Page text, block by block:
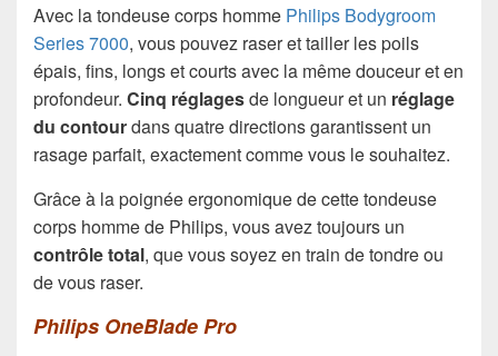
Avec la tondeuse corps homme Philips Bodygroom
Series 7000, vous pouvez raser et tailler les poils
épais, fins, longs et courts avec la même douceur et en
profondeur. Cinq réglagesde longueur et un réglage
du contourdans quatre directions garantissent un
rasage parfait, exactement comme vous le souhaitez.
Grâce à la poignée ergonomique de cette tondeuse
corps homme de Philips, vous avez toujours un
contrôle total, que vous soyez en train de tondre ou
de vous raser.
Philips OneBlade Pro